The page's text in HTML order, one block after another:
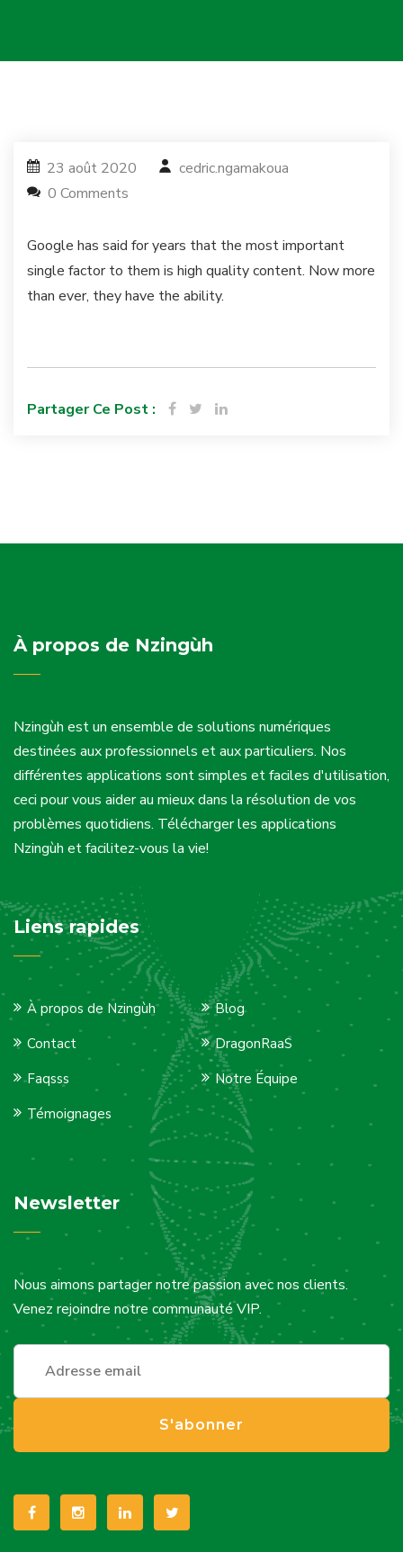
23 août 2020
cedric.ngamakoua
0 Comments
Google has said for years that the most important
single factor to them is high quality content. Now more
than ever, they have the ability.
Partager Ce Post :
À propos de Nzingùh
Nzingùh est un ensemble de solutions numériques
destinées aux professionnels et aux particuliers. Nos
différentes applications sont simples et faciles d'utilisation,
ceci pour vous aider au mieux dans la résolution de vos
problèmes quotidiens. Télécharger les applications
Nzingùh et facilitez-vous la vie!
Liens rapides
À propos de Nzingùh
Blog
Contact
DragonRaaS
Faqsss
Notre Équipe
Témoignages
Newsletter
Nous aimons partager notre passion avec nos clients.
Venez rejoindre notre communauté VIP.
S'abonner